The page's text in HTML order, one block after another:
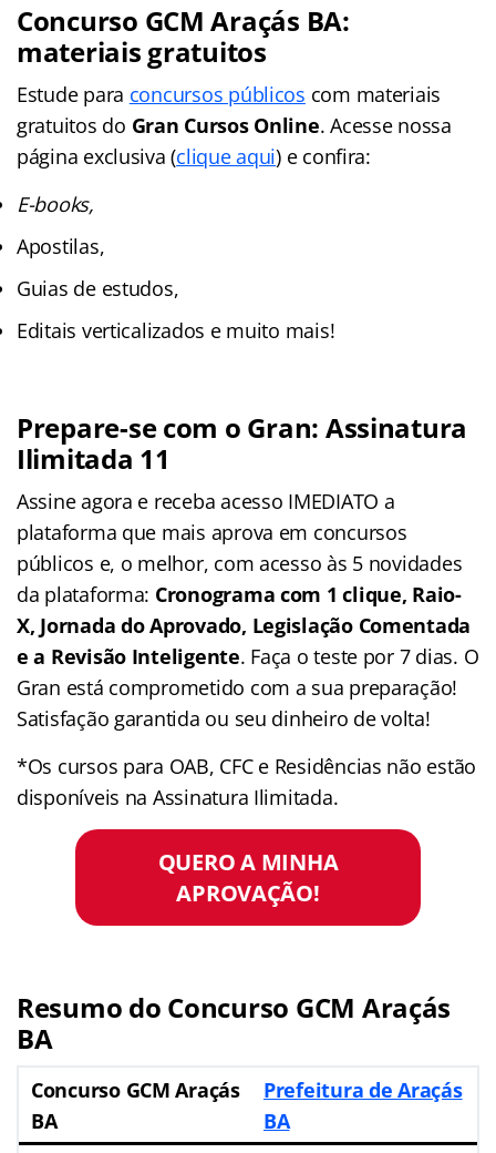
Concurso GCM Araçás BA:
materiais gratuitos
Estude para concursos públicos com materiais
gratuitos do Gran Cursos Online. Acesse nossa
página exclusiva (clique aqui) e confira:
E-books,
Apostilas,
Guias de estudos,
Editais verticalizados e muito mais!
Prepare-se com o Gran: Assinatura
Ilimitada 11
Assine agora e receba acesso IMEDIATO a
plataforma que mais aprova em concursos
públicos e, o melhor, com acesso às 5 novidades
da plataforma: Cronograma com 1 clique, Raio-
X, Jornada do Aprovado, Legislação Comentada
e a Revisão Inteligente. Faça o teste por 7 dias. O
Gran está comprometido com a sua preparação!
Satisfação garantida ou seu dinheiro de volta!
*Os cursos para OAB, CFC e Residências não estão
disponíveis na Assinatura Ilimitada.
QUERO A MINHA
APROVAÇÃO!
Resumo do Concurso GCM Araçás
BA
Concurso GCM Araçás
BA
Prefeitura de Araçás
BA